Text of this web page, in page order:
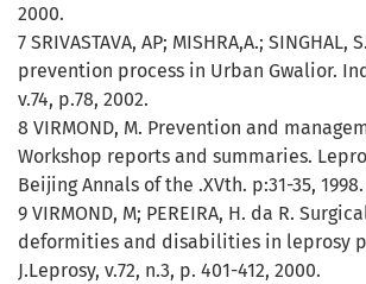
2000.
7 SRIVASTAVA, AP; MISHRA,A.;
prevention process in Urban Gwalior.
v.74, p.78, 2002.
8 VIRMOND, M. Prevention and
Workshop reports and summaries.
Beijing Annals of the .XVth. p:31-35, 1998.
9 VIRMOND, M; PEREIRA, H. da R.
deformities and disabilities in leprosy
J.Leprosy, v.72, n.3, p. 401-412, 2000.